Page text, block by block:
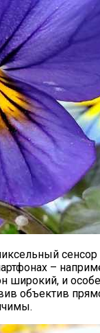
сенсор
–
широкий, и
объектив